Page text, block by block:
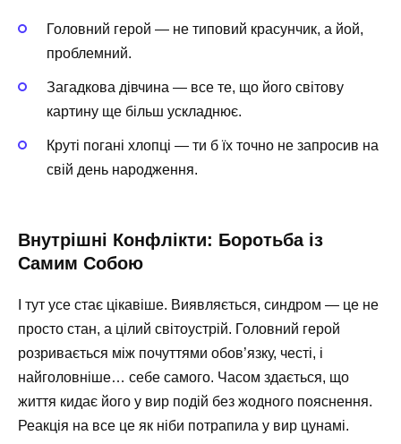
Головний герой — не типовий красунчик, а йой,
проблемний.
Загадкова дівчина — все те, що його світову
картину ще більш ускладнює.
Круті погані хлопці — ти б їх точно не запросив на
свій день народження.
Внутрішні Конфлікти: Боротьба із
Самим Собою
І тут усе стає цікавіше. Виявляється, синдром — це не
просто стан, а цілий світоустрій. Головний герой
розривається між почуттями обов’язку, честі, і
найголовніше… себе самого. Часом здається, що
життя кидає його у вир подій без жодного пояснення.
Реакція на все це як ніби потрапила у вир цунамі.